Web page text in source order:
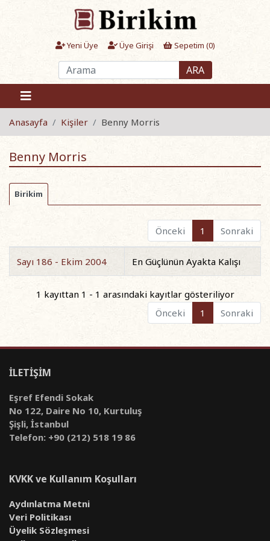
Yeni Üye Üye Girişi Sepetim (0)
ARA
Anasayfa Kişiler Benny Morris
Benny Morris
Birikim
Önceki 1 Sonraki
Sayı 186 - Ekim 2004 En Güçlünün Ayakta Kalışı
1 kayıttan 1 - 1 arasındaki kayıtlar gösteriliyor
Önceki
1 Sonraki
İLETİŞİM
Eşref Efendi Sokak
No 122, Daire No 10, Kurtuluş
Şişli, İstanbul
Telefon: +90 (212) 518 19 86
KVKK ve Kullanım Koşulları
Aydınlatma Metni
Veri Politikası
Üyelik Sözleşmesi